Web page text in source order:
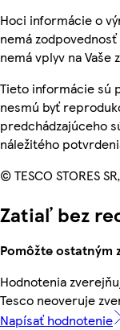
Hoci informácie o
nemá
nemá vplyv na Vaše
Tieto informácie sú
nesmú byť
predchádzajúceho
náležitého
© TESCO STORES
Zatiaľ bez
Pomôžte ostatným
Hodnotenia
Tesco neoveruje
Napísať hodnotenie